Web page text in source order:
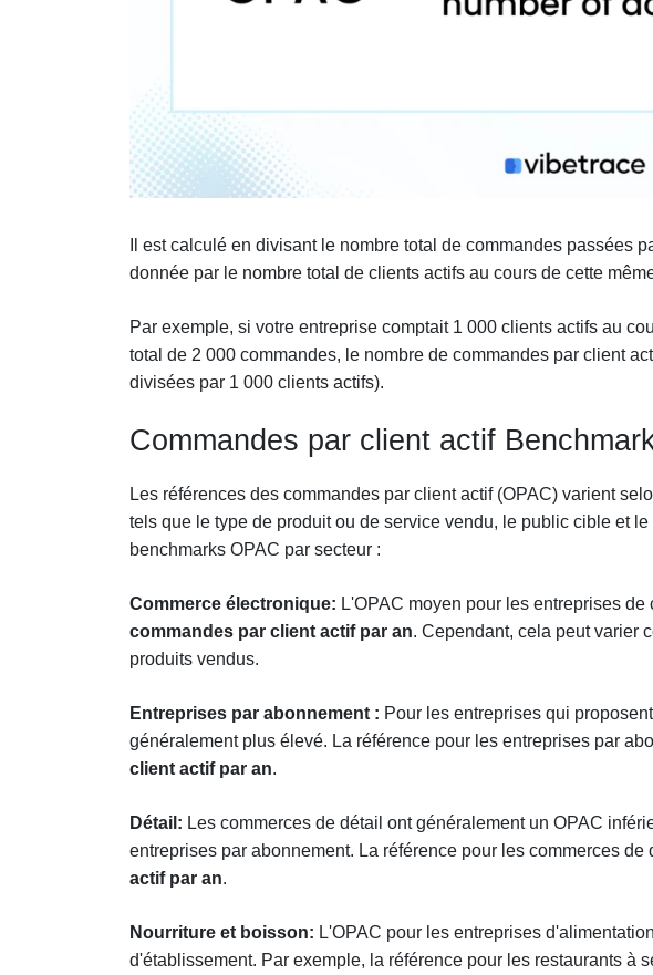
Il est calculé en divisant le nombre total de commandes passées
donnée par le nombre total de clients actifs au cours de cette
Par exemple, si votre entreprise comptait 1 000 clients actifs au
total de 2 000 commandes, le nombre de commandes par client
divisées par 1 000 clients actifs).
Commandes par client actif
Les références des commandes par client actif (OPAC) varient
tels que le type de produit ou de service vendu, le public cible et
benchmarks OPAC par secteur :
Commerce électronique: L'OPAC moyen pour les entreprises
commandes par client actif par an. Cependant, cela peut varier
produits vendus.
Entreprises par abonnement : Pour les entreprises qui
généralement plus élevé. La référence pour les entreprises par
client actif par an.
Détail: Les commerces de détail ont généralement un OPAC
entreprises par abonnement. La référence pour les commerces de
actif par an.
Nourriture et boisson: L'OPAC pour les entreprises
d'établissement. Par exemple, la référence pour les restaurants à